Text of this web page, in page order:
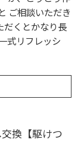
ご相談いただき
だくとかなり長
式リフレッシ
換【駆けつ